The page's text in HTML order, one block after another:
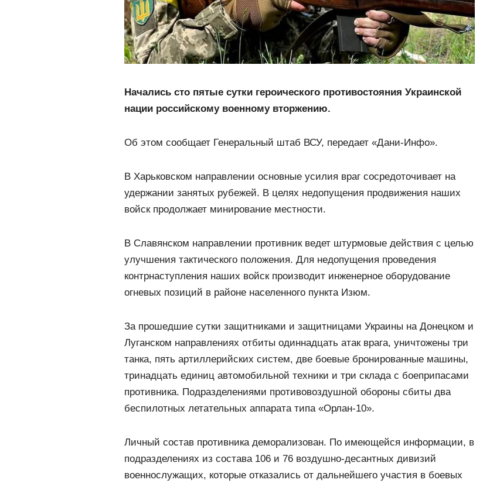
Начались сто пятые сутки героического противостояния Украинской
нации российскому военному вторжению.
Об этом сообщает Генеральный штаб ВСУ, передает «Дани-Инфо».
В Харьковском направлении основные усилия враг сосредоточивает на
удержании занятых рубежей. В целях недопущения продвижения наших
войск продолжает минирование местности.
В Славянском направлении противник ведет штурмовые действия с целью
улучшения тактического положения. Для недопущения проведения
контрнаступления наших войск производит инженерное оборудование
огневых позиций в районе населенного пункта Изюм.
За прошедшие сутки защитниками и защитницами Украины на Донецком и
Луганском направлениях отбиты одиннадцать атак врага, уничтожены три
танка, пять артиллерийских систем, две боевые бронированные машины,
тринадцать единиц автомобильной техники и три склада с боеприпасами
противника. Подразделениями противовоздушной обороны сбиты два
беспилотных летательных аппарата типа «Орлан-10».
Личный состав противника деморализован. По имеющейся информации, в
подразделениях из состава 106 и 76 воздушно-десантных дивизий
военнослужащих, которые отказались от дальнейшего участия в боевых